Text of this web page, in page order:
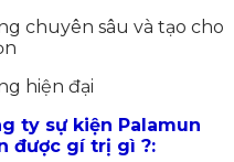
chuyên sâu và tạo cho
hiện đại
ty sự kiện Palamun
được gí trị gì ?: